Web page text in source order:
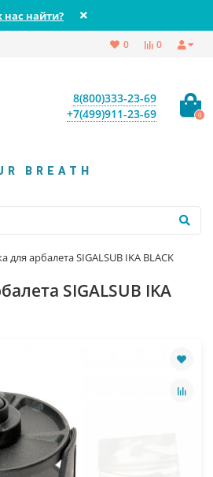
нас найти?
0
0
8(800)333-23-69
+7(499)911-23-69
0
BREATH
для арбалета SIGALSUB IKA BLACK
SIGALSUB IKA